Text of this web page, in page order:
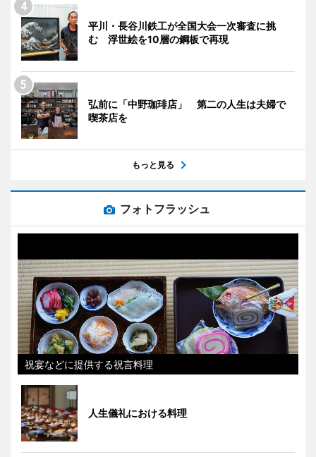
平川・長谷川鉄工が全国大会一次審査に挑
む 浮世絵を10層の鋼板で再現
弘前に「中野珈琲店」 第二の人生は夫婦で
喫茶店を
もっと見る
フォトフラッシュ
祝宴などに提供する祝言料理
人生儀礼における料理